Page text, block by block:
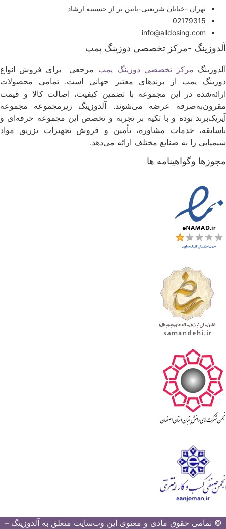
تهران -خیابان شریعتی-پایین تر از حسینیه ارشاد
02179315
info@alldosing.com
آلدوزینگ -مرکز تخصصی دوزینگ پمپ
مرکز تخصصی دوزینگ پمپ مرجعی برای فروش انواع
دوزینگ پمپ از برندهای معتبر جهانی است. تمامی محصولات
ارائه‌شده در این مجموعه با تضمین کیفیت، اصالت کالا و قیمت
مقرون‌به‌صرفه عرضه می‌شوند. آلدوزینگ زیرمجموعه مجموعه
آیریک‌برند بوده و با تکیه بر تجربه و تخصص این مجموعه حرفه‌ای و
باسابقه، خدمات مشاوره، تأمین و فروش تجهیزات تزریق مواد
شیمیایی را به صنایع مختلف ارائه می‌دهد.
مجوزها وگواهینامه ها
© تمامی حقوق مادی و معنوی این وب‌سایت متعلق به آلدوزینگ –